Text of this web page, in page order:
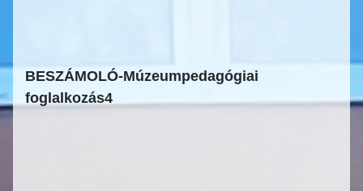
BESZÁMOLÓ-Múzeumpedagógiai
foglalkozás4